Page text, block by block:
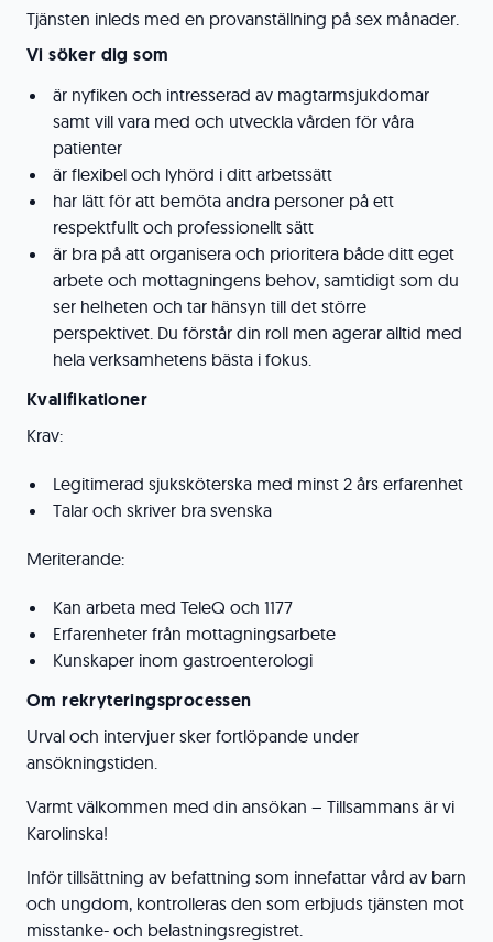
Tjänsten inleds med en provanställning på sex månader.
Vi söker dig som
är nyfiken och intresserad av magtarmsjukdomar
samt vill vara med och utveckla vården för våra
patienter
är flexibel och lyhörd i ditt arbetssätt
har lätt för att bemöta andra personer på ett
respektfullt och professionellt sätt
är bra på att organisera och prioritera både ditt eget
arbete och mottagningens behov, samtidigt som du
ser helheten och tar hänsyn till det större
perspektivet. Du förstår din roll men agerar alltid med
hela verksamhetens bästa i fokus.
Kvalifikationer
Krav:
Legitimerad sjuksköterska med minst 2 års erfarenhet
Talar och skriver bra svenska
Meriterande:
Kan arbeta med TeleQ och 1177
Erfarenheter från mottagningsarbete
Kunskaper inom gastroenterologi
Om rekryteringsprocessen
Urval och intervjuer sker fortlöpande under
ansökningstiden.
Varmt välkommen med din ansökan – Tillsammans är vi
Karolinska!
Inför tillsättning av befattning som innefattar vård av barn
och ungdom, kontrolleras den som erbjuds tjänsten mot
misstanke- och belastningsregistret.